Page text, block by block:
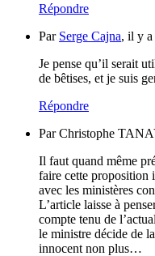
Répondre
Par Serge Cajna, il y a
Je pense qu’il serait
de bêtises, et je suis
Répondre
Par Christophe
Il faut quand même
faire cette proposition
avec les ministères
L’article laisse à
compte tenu de
le ministre décide de
innocent non plus…